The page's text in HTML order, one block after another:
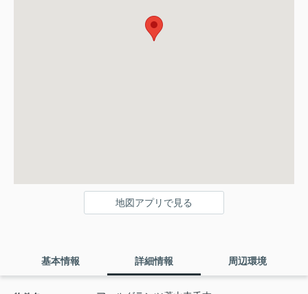
地図アプリで見る
基本情報 詳細情報 周辺環境